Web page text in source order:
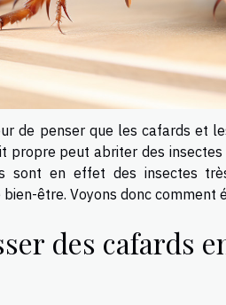
de penser que les cafards et
propre peut abriter des
sont en effet des insectes
être. Voyons donc comment
des cafards